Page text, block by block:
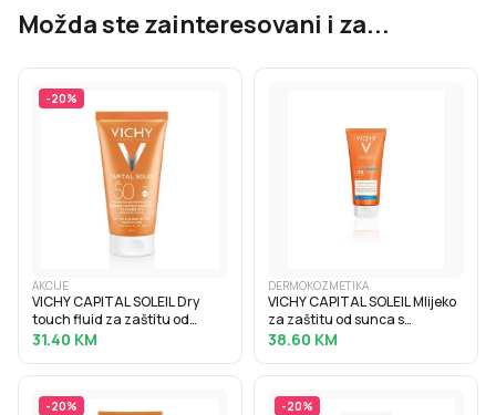
Možda ste zainteresovani i za...
-20%
AKCIJE
VICHY CAPITAL SOLEIL Dry
touch fluid za zaštitu od
sunca protiv masnoga sjaja
31.40 KM
DERMOKOZMETIKA
VICHY CAPITAL SOLEIL Mlijeko
za zaštitu od sunca s
hidratacijskom hijaluronskom
38.60 KM
-20% -20%